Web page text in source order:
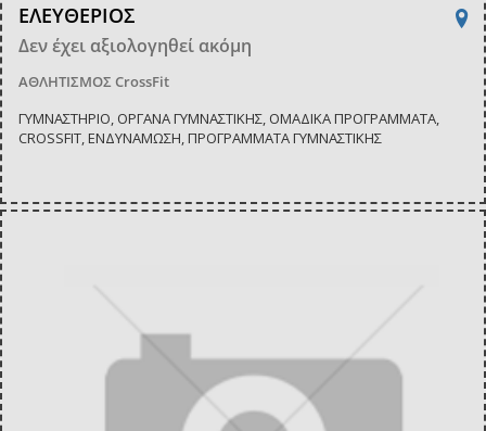
ΕΛΕΥΘΕΡΙΟΣ
Δεν έχει αξιολογηθεί ακόμη
ΑΘΛΗΤΙΣΜΟΣ CrossFit
ΓΥΜΝΑΣΤΗΡΙΟ, ΟΡΓΑΝΑ ΓΥΜΝΑΣΤΙΚΗΣ, ΟΜΑΔΙΚΑ ΠΡΟΓΡΑΜΜΑΤΑ,
CROSSFIT, ΕΝΔΥΝΑΜΩΣΗ, ΠΡΟΓΡΑΜΜΑΤΑ ΓΥΜΝΑΣΤΙΚΗΣ